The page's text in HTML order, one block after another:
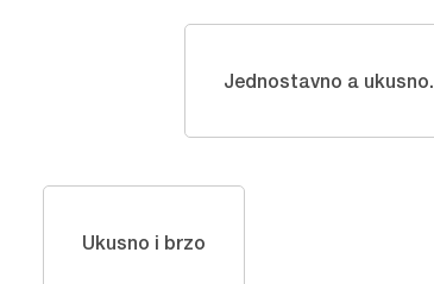
Jednostavno a ukusno.
Ukusno i brzo